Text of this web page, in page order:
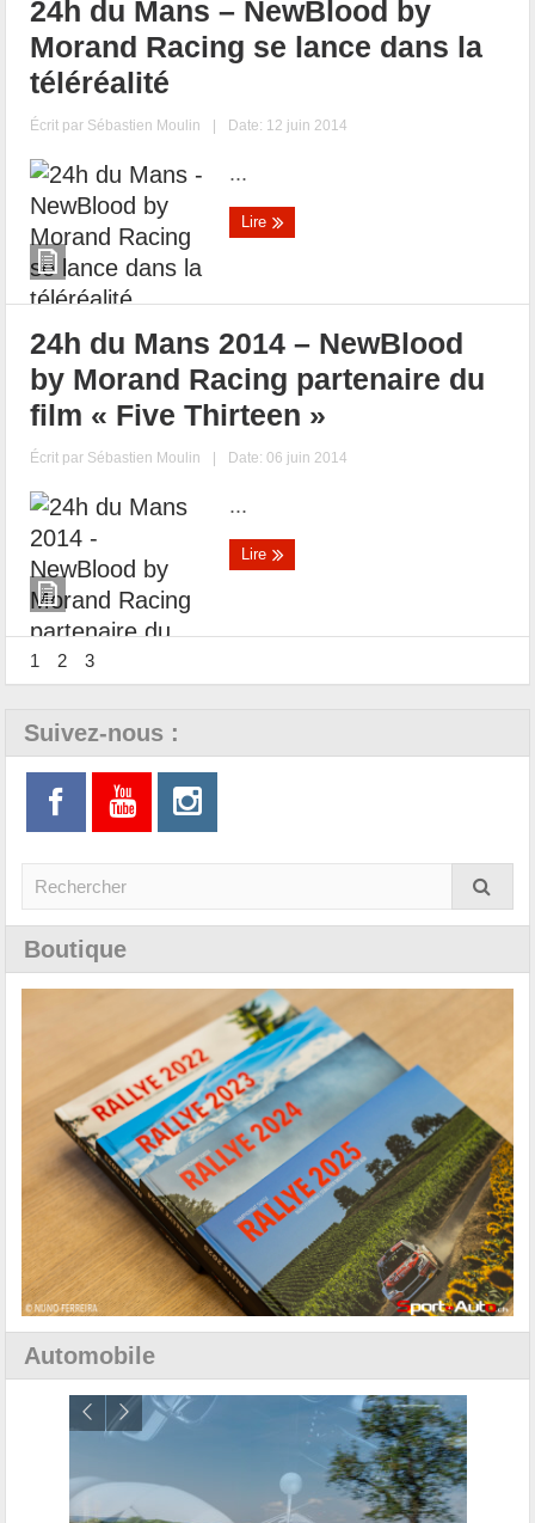
24h du Mans – NewBlood by
Morand Racing se lance dans la
téléréalité
Écrit par Sébastien Moulin | Date: 12 juin 2014
...
Lire
24h du Mans 2014 – NewBlood
by Morand Racing partenaire du
film « Five Thirteen »
Écrit par Sébastien Moulin | Date: 06 juin 2014
...
Lire
1 2 3
Suivez-nous :
Boutique
Automobile